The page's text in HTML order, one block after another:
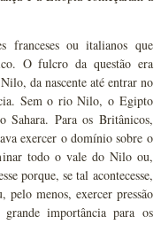
franceses ou italianos que
O fulcro da questão era
da nascente até entrar no
Sem o rio Nilo, o Egipto
Sahara. Para os Britânicos,
exercer o domínio sobre o
todo o vale do Nilo ou,
porque, se tal acontecesse,
menos, exercer pressão
importância para os